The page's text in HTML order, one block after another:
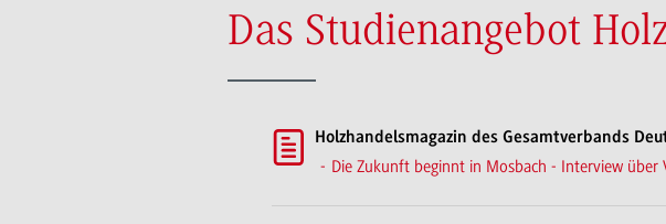
Das Studienangebot
Holzhandelsmagazin des Gesamtverbands
Die Zukunft beginnt in Mosbach - Interview über